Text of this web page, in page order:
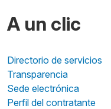
A un clic
Directorio de servicios
Transparencia
Sede electrónica
Perfil del contratante